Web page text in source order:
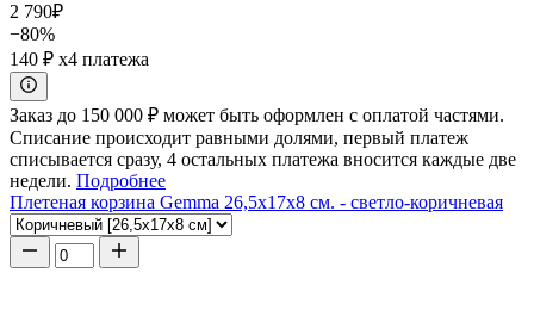
2 790₽
−80%
140 ₽ x4 платежа
Заказ до 150 000 ₽ может быть оформлен с оплатой частями.
Списание происходит равными долями, первый платеж
списывается сразу, 4 остальных платежа вносится каждые две
недели. Подробнее
Плетеная корзина Gemma 26,5x17x8 см. - светло-коричневая